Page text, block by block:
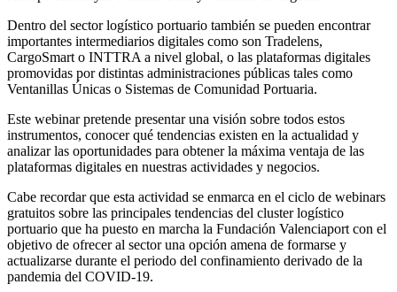
Dentro del sector logístico portuario también se pueden encontrar
importantes intermediarios digitales como son Tradelens,
CargoSmart o INTTRA a nivel global, o las plataformas digitales
promovidas por distintas administraciones públicas tales como
Ventanillas Únicas o Sistemas de Comunidad Portuaria.
Este webinar pretende presentar una visión sobre todos estos
instrumentos, conocer qué tendencias existen en la actualidad y
analizar las oportunidades para obtener la máxima ventaja de las
plataformas digitales en nuestras actividades y negocios.
Cabe recordar que esta actividad se enmarca en el ciclo de webinars
gratuitos sobre las principales tendencias del cluster logístico
portuario que ha puesto en marcha la Fundación Valenciaport con el
objetivo de ofrecer al sector una opción amena de formarse y
actualizarse durante el periodo del confinamiento derivado de la
pandemia del COVID-19.